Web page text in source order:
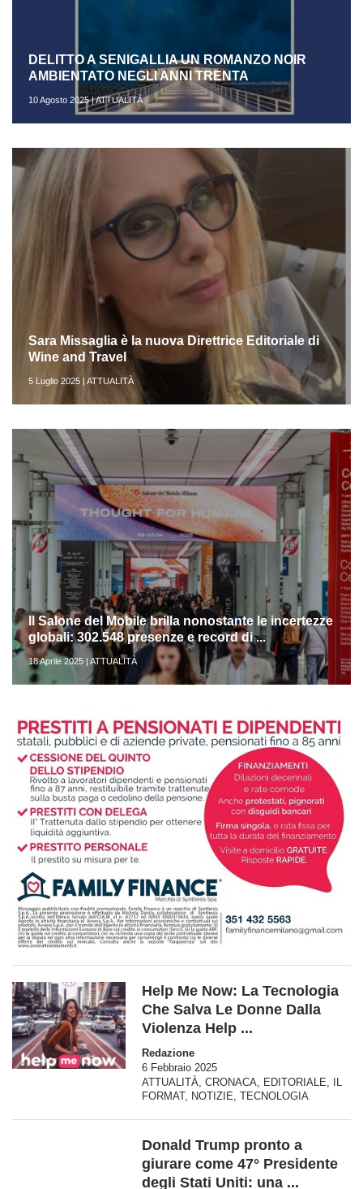
DELITTO A SENIGALLIA UN ROMANZO NOIR
AMBIENTATO NEGLI ANNI TRENTA
10 Agosto 2025 | ATTUALITÀ
Sara Missaglia è la nuova Direttrice Editoriale di
Wine and Travel
5 Luglio 2025 | ATTUALITÀ
Il Salone del Mobile brilla nonostante le incertezze
globali: 302.548 presenze e record di ...
18 Aprile 2025 | ATTUALITÀ
Help Me Now: La Tecnologia
Che Salva Le Donne Dalla
Violenza Help ...
Redazione
6 Febbraio 2025
ATTUALITÀ CRONACA EDITORIALE
FORMAT, NOTIZIE TECNOLOGIA
Donald Trump pronto a
giurare come 47° Presidente
degli Stati Uniti: una ...